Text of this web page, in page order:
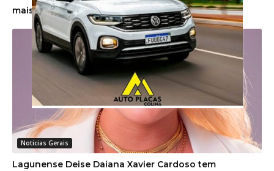
mais de 100 novos estudantes
Noticias Gerais
Lagunense Deise Daiana Xavier Cardoso tem